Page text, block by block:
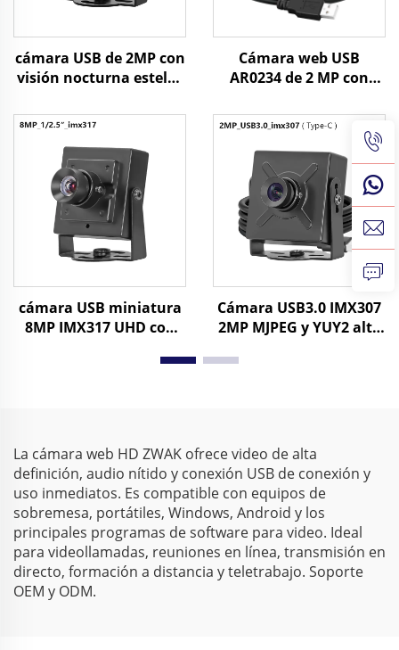
cámara USB de 2MP con
visión nocturna estelar
WDR, mini cámara web
facial y control
industrial
Cámara web USB
AR0234 de 2 MP con
color, 1080 a 90 fps, 720
a 120 fps, módulo de
cámara mini UVC
cámara USB miniatura
8MP IMX317 UHD con
Plug and Play, cámara
Cámara USB3.0 IMX307
2MP MJPEG y YUY2 alta
La cámara web HD ZWAK ofrece video de alta
definición, audio nítido y conexión USB de conexión y
uso inmediatos. Es compatible con equipos de
sobremesa, portátiles, Windows, Android y los
principales programas de software para video. Ideal
para videollamadas, reuniones en línea, transmisión en
directo, formación a distancia y teletrabajo. Soporte
OEM y ODM.